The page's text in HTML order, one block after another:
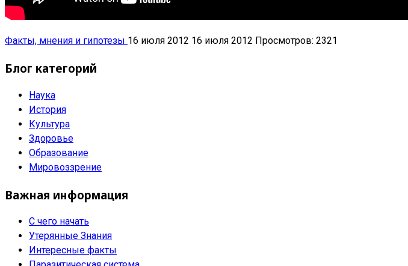
Факты, мнения и гипотезы 16 июля 2012 16 июля 2012 Просмотров: 2321
Блог категорий
Наука
История
Культура
Здоровье
Образование
Мировоззрение
Важная информация
С чего начать
Утерянные Знания
Интересные факты